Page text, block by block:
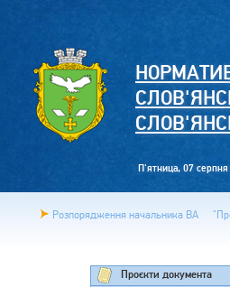
П'ятница, 07
Розпорядження начальника ВА
Проєкти документа